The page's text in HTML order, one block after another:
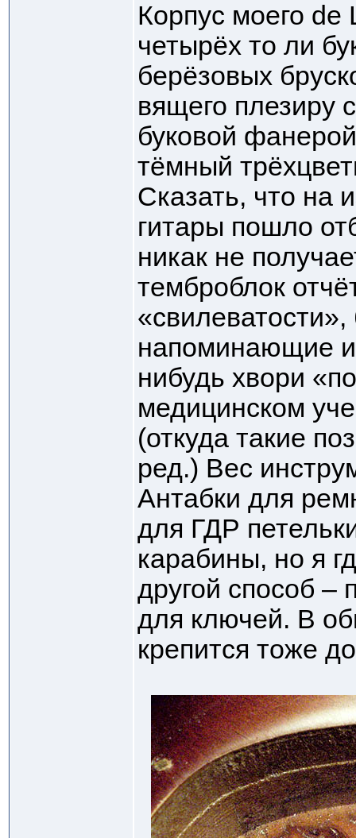
Корпус моего de
четырёх то ли
берёзовых
вящего плезиру
буковой
тёмный
Сказать, что на
гитары пошло
никак не
темброблок
напоминающие
нибудь хвори
медицинском
(откуда такие
ред.) Вес
Антабки для
для ГДР
карабины, но я
другой способ –
для ключей. В
крепится тоже